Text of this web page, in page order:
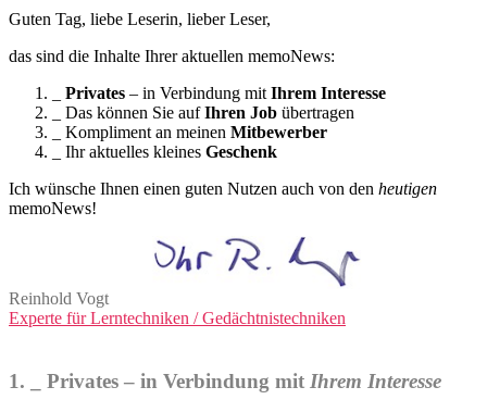
Guten Tag, liebe Leserin, lieber Leser,
das sind die Inhalte Ihrer aktuellen memoNews:
Privates – in Verbindung mit Ihrem Interesse
_ Das können Sie aufIhren Job übertragen
_ Kompliment an meinen Mitbewerber
_ Ihr aktuelles kleines Geschenk
Ich wünsche Ihnen einen guten Nutzen auch von den heutigen
memoNews!
Reinhold Vogt
Experte für Lerntechniken / Gedächtnistechniken
1. _ Privates – in Verbindung mit Ihrem Interesse